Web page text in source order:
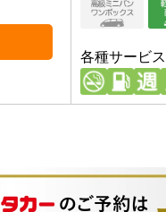
各種サービス